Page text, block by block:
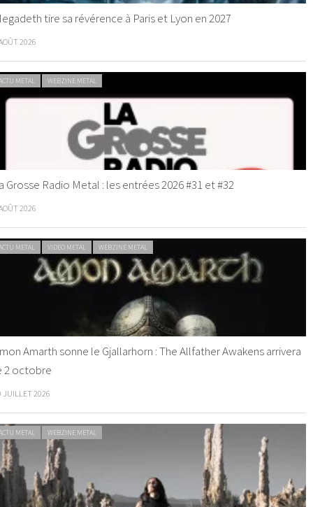
tire sa révérence à Paris et Lyon en 2027
2026
METAL WEBZINE METAL
Grosse Radio Metal : les entrées 2026 #31 et #32
2026
METAL VIDEO METAL WEBZINE METAL
Amarth sonne le Gjallarhorn : The Allfather Awakens arrivera
2 octobre
JUILLET 2026
METAL WEBZINE METAL